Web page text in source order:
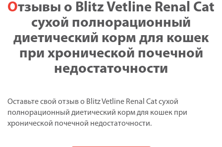
Отзывы о Blitz Vetline Renal Cat
сухой полнорационный
диетический корм для кошек
при хронической почечной
недостаточности
Оставьте свой отзыв о Blitz Vetline Renal Cat сухой
полнорационный диетический корм для кошек при
хронической почечной недостаточности.